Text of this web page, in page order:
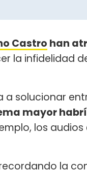
Castro han
la infidelidad
a solucionar
mayor
los
la